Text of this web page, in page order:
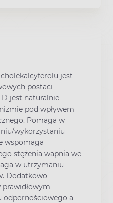
jest
postaci
jest naturalnie
pod wpływem
Pomaga w
wykorzystaniu
wspomaga
stężenia wapnia we
w utrzymaniu
Dodatkowo
odpornościowego a